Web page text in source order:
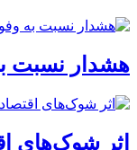
هشدار نسبت